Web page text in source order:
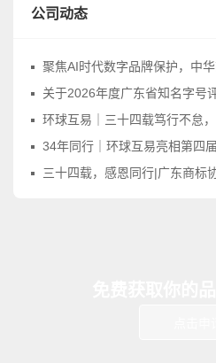
公司动态
聚焦AI时代数字品牌保护，中华商标协会商标
关于2026年度广东省知名字号
环球互易｜三十四载笃行不怠
34年同行｜环球互易亮相第四届广东商
三十四载，感恩同行|广东商标